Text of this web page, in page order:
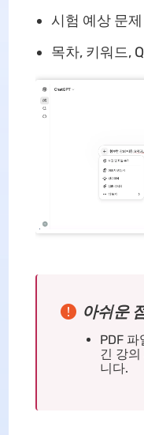
시험 예상 문
목차, 키워드,
아쉬운
PDF
긴 강
니다.